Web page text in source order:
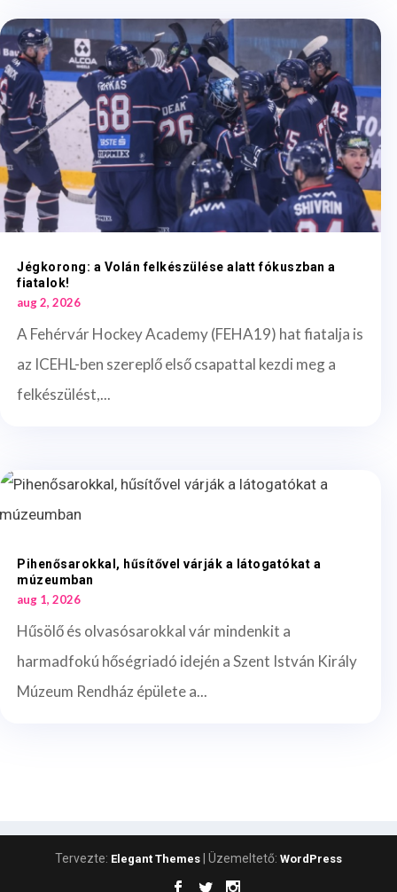
Jégkorong: a Volán felkészülése alatt fókuszban a
fiatalok!
aug 2, 2026
A Fehérvár Hockey Academy (FEHA19) hat fiatalja is
az ICEHL-ben szereplő első csapattal kezdi meg a
felkészülést,...
Pihenősarokkal, hűsítővel várják a látogatókat a
múzeumban
aug 1, 2026
Hűsölő és olvasósarokkal vár mindenkit a
harmadfokú hőségriadó idején a Szent István Király
Múzeum Rendház épülete a...
Tervezte: Elegant Themes | Üzemeltető: WordPress